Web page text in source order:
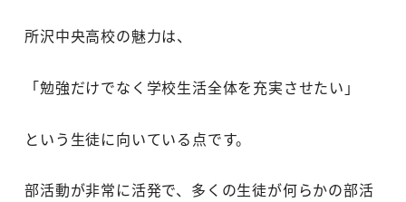
所沢中央高校の魅力は、
「勉強だけでなく学校生活全体を充実させたい」
という生徒に向いている点です。
部活動が非常に活発で、多くの生徒が何らかの部活